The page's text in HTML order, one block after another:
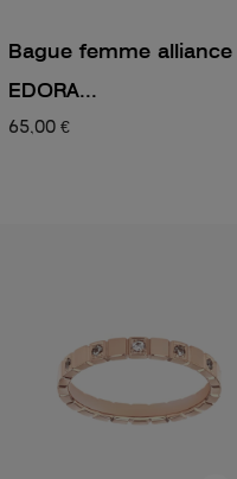
Bague femme alliance
EDORA...
65,00 €